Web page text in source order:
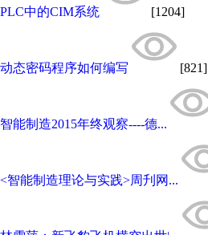
PLC中的CIM系统 [1204]
动态密码程序如何编写 [821]
智能制造2015年终观察----德...
<智能制造理论与实践>周刋网...